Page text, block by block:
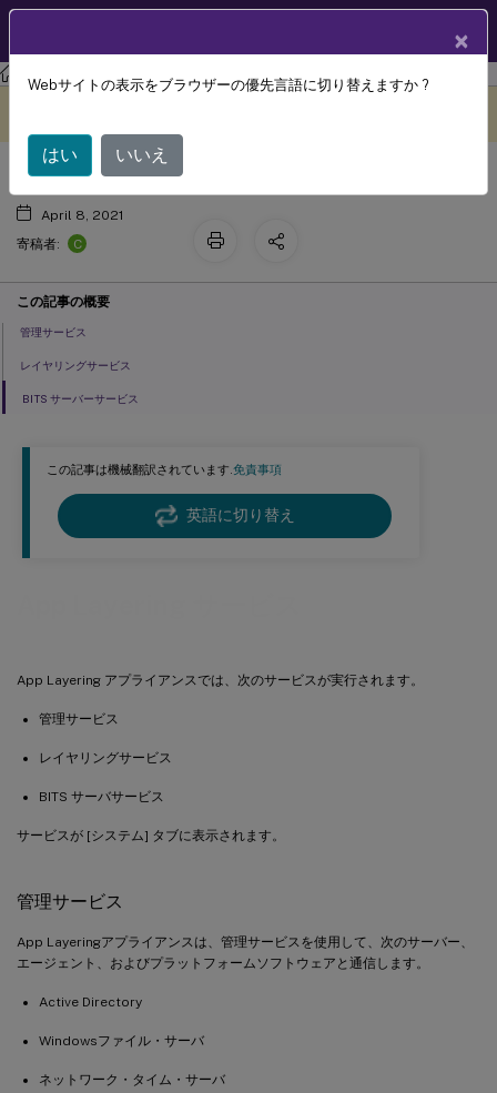
Citrix App Layering アプリケーションレイヤリング
この記事は機械翻訳されています.免責事項
英語に切り替え
App Layering アプライアンスでは、次のサービスが実行されます。
管理サービス
レイヤリングサービス
BITS サーバサービス
サービスが [システム] タブに表示されます。
管理サービス
App Layeringアプライアンスは、管理サービスを使用して、次のサーバー、
エージェント、およびプラットフォームソフトウェアと通信します。
Active Directory
Windowsファイル・サーバ
ネットワーク・タイム・サーバ
App Layering サービス
April 8, 2021
寄稿者:
C
この記事の概要
管理サービス
レイヤリングサービス
BITS サーバーサービス
×
Webサイトの表示をブラウザーの優先言語に切り替えますか ?
はい いいえ